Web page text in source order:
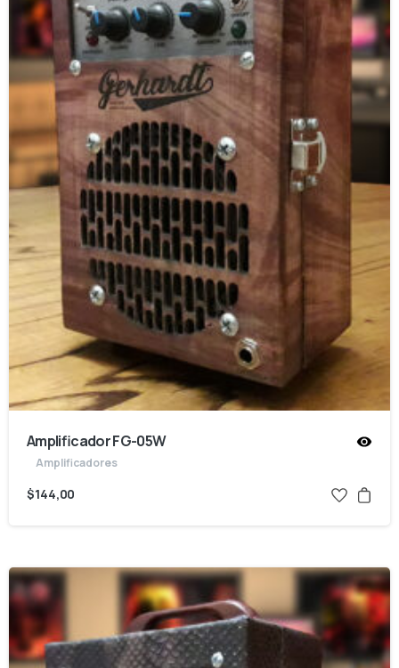
Amplificador FG-05W
Amplificadores
$144,00